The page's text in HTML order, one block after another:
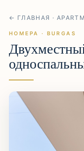
← ГЛАВНАЯ ·
НОМЕРА · BURGAS